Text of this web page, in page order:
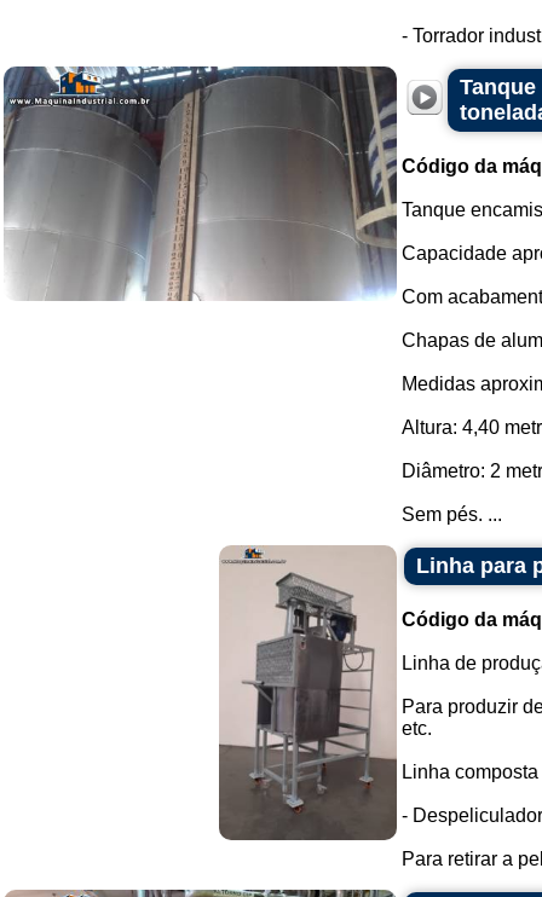
- Torrador
Código da
Tanque
Capacidade
Com
Chapas de
Medidas
Altura: 4,40
Diâmetro: 2
Sem pés. ...
Linha para
Código da
Linha de
Para produzir
etc.
Linha
-
Para retirar a